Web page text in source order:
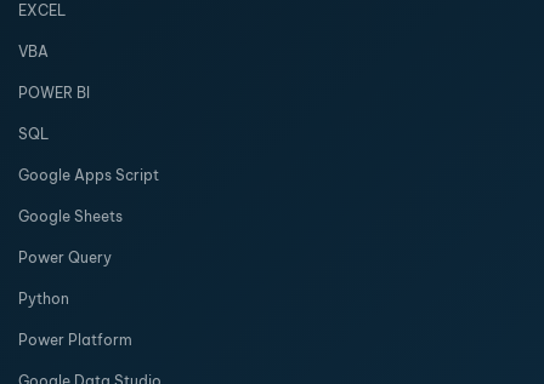
EXCEL
VBA
POWER BI
SQL
Google Apps Script
Google Sheets
Power Query
Python
Power Platform